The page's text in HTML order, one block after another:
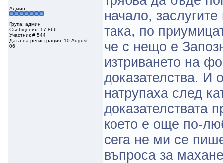
Админ
Група: админ
Съобщения: 17 866
Участник # 544
Дата на регистрация: 10-August
06
начало,
така, по
че с нещо е
изтриването на
доказателства. И
натрупаха след
доказателствата
което е още по-
сега не ми се
въпроса за